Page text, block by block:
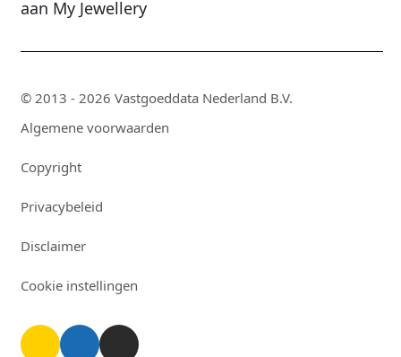
aan My Jewellery
© 2013 - 2026 Vastgoeddata Nederland B.V.
Algemene voorwaarden
Copyright
Privacybeleid
Disclaimer
Cookie instellingen